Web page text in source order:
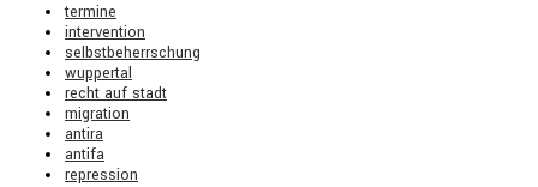
termine
intervention
selbstbeherrschung
wuppertal
recht auf stadt
migration
antira
antifa
repression